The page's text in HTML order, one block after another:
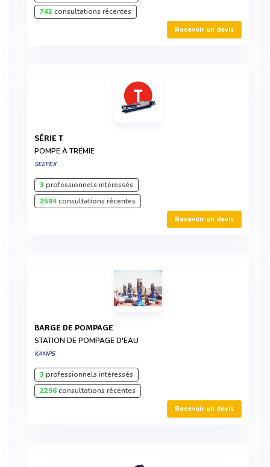
742consultations récentes
Recevoir un devis
SÉRIE T
POMPE À TRÉMIE
SEEPEX
3 professionnels intéressés
2594consultations récentes
Recevoir un devis
BARGE DE POMPAGE
STATION DE POMPAGE D'EAU
KAMPS
3 professionnels intéressés
2296consultations récentes
Recevoir un devis